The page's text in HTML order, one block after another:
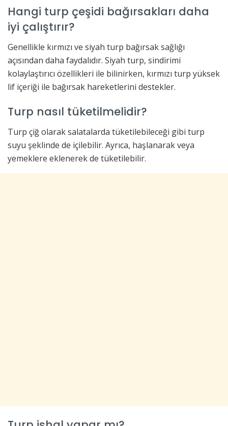
Hangi turp çeşidi bağırsakları daha
iyi çalıştırır?
Genellikle kırmızı ve siyah turp bağırsak sağlığı
açısından daha faydalıdır. Siyah turp, sindirimi
kolaylaştırıcı özellikleri ile bilinirken, kırmızı turp yüksek
lif içeriği ile bağırsak hareketlerini destekler.
Turp nasıl tüketilmelidir?
Turp çiğ olarak salatalarda tüketilebileceği gibi turp
suyu şeklinde de içilebilir. Ayrıca, haşlanarak veya
yemeklere eklenerek de tüketilebilir.